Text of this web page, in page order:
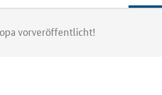
vorveröffentlicht!